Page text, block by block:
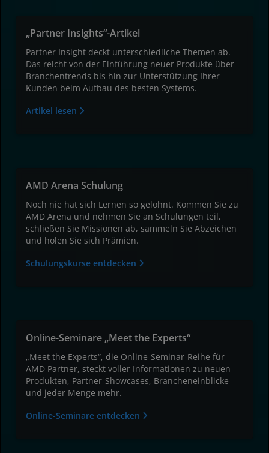
„Partner Insights“-Artikel
Partner Insight deckt unterschiedliche Themen ab.
Das reicht von der Einführung neuer Produkte über
Branchentrends bis hin zur Unterstützung Ihrer
Kunden beim Aufbau des besten Systems.
Artikel lesen
AMD Arena Schulung
Noch nie hat sich Lernen so gelohnt. Kommen Sie zu
AMD Arena und nehmen Sie an Schulungen teil,
schließen Sie Missionen ab, sammeln Sie Abzeichen
und holen Sie sich Prämien.
Schulungskurse entdecken
Online-Seminare „Meet the Experts“
„Meet the Experts“, die Online-Seminar-Reihe für
AMD Partner, steckt voller Informationen zu neuen
Produkten, Partner-Showcases, Brancheneinblicke
und jeder Menge mehr.
Online-Seminare entdecken